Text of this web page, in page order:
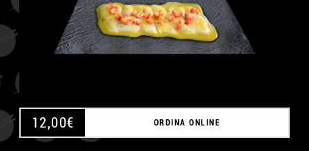
12,00€ ORDINA ONLINE